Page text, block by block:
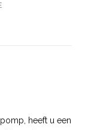
heeft u een